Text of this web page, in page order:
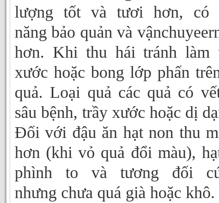
lượng tốt và tươi hơn, có
năng bảo quản và
hơn. Khi thu hái tránh làm
xước hoặc bong lớp phấn
quả. Loại quả các quả có
sâu bệnh, trầy xước hoặc dị
Đối với đậu ăn hạt non thu
hơn (khi vỏ quả đổi màu),
phình to và tương đối
nhưng chưa quá già hoặc